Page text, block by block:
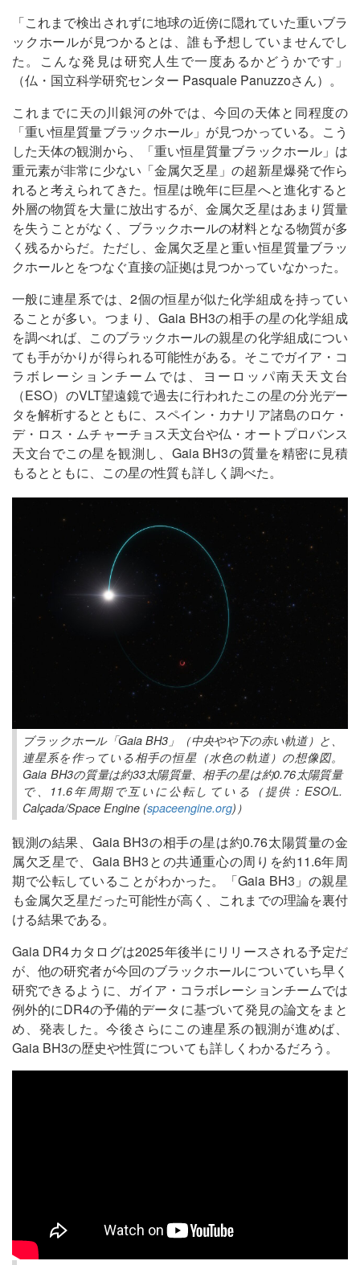
「これまで検出されずに地球の近傍に隠れていた重いブラ
ックホールが見つかるとは、誰も予想していませんでし
た。こんな発見は研究人生で一度あるかどうかです」
（仏・国立科学研究センター Pasquale Panuzzoさん）。
これまでに天の川銀河の外では、今回の天体と同程度の
「重い恒星質量ブラックホール」が見つかっている。こう
した天体の観測から、「重い恒星質量ブラックホール」は
重元素が非常に少ない「金属欠乏星」の超新星爆発で作ら
れると考えられてきた。恒星は晩年に巨星へと進化すると
外層の物質を大量に放出するが、金属欠乏星はあまり質量
を失うことがなく、ブラックホールの材料となる物質が多
く残るからだ。ただし、金属欠乏星と重い恒星質量ブラッ
クホールとをつなぐ直接の証拠は見つかっていなかった。
一般に連星系では、2個の恒星が似た化学組成を持ってい
ることが多い。つまり、Gaia BH3の相手の星の化学組成
を調べれば、このブラックホールの親星の化学組成につい
ても手がかりが得られる可能性がある。そこでガイア・コ
ラボレーションチームでは、ヨーロッパ南天天文台
（ESO）のVLT望遠鏡で過去に行われたこの星の分光デー
タを解析するとともに、スペイン・カナリア諸島のロケ・
デ・ロス・ムチャーチョス天文台や仏・オートプロバンス
天文台でこの星を観測し、Gaia BH3の質量を精密に見積
もるとともに、この星の性質も詳しく調べた。
ブラックホール「Gaia BH3」（中央やや下の赤い軌道）と、
連星系を作っている相手の恒星（水色の軌道）の想像図。
Gaia BH3の質量は約33太陽質量、相手の星は約0.76太陽質量
で、11.6年周期で互いに公転している（提供：ESO/L.
Calçada/Space Engine (spaceengine.org)）
観測の結果、Gaia BH3の相手の星は約0.76太陽質量の金
属欠乏星で、Gaia BH3との共通重心の周りを約11.6年周
期で公転していることがわかった。「Gaia BH3」の親星
も金属欠乏星だった可能性が高く、これまでの理論を裏付
ける結果である。
Gaia DR4カタログは2025年後半にリリースされる予定だ
が、他の研究者が今回のブラックホールについていち早く
研究できるように、ガイア・コラボレーションチームでは
例外的にDR4の予備的データに基づいて発見の論文をまと
め、発表した。今後さらにこの連星系の観測が進めば、
Gaia BH3の歴史や性質についても詳しくわかるだろう。